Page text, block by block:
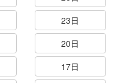
23日
20日
17日